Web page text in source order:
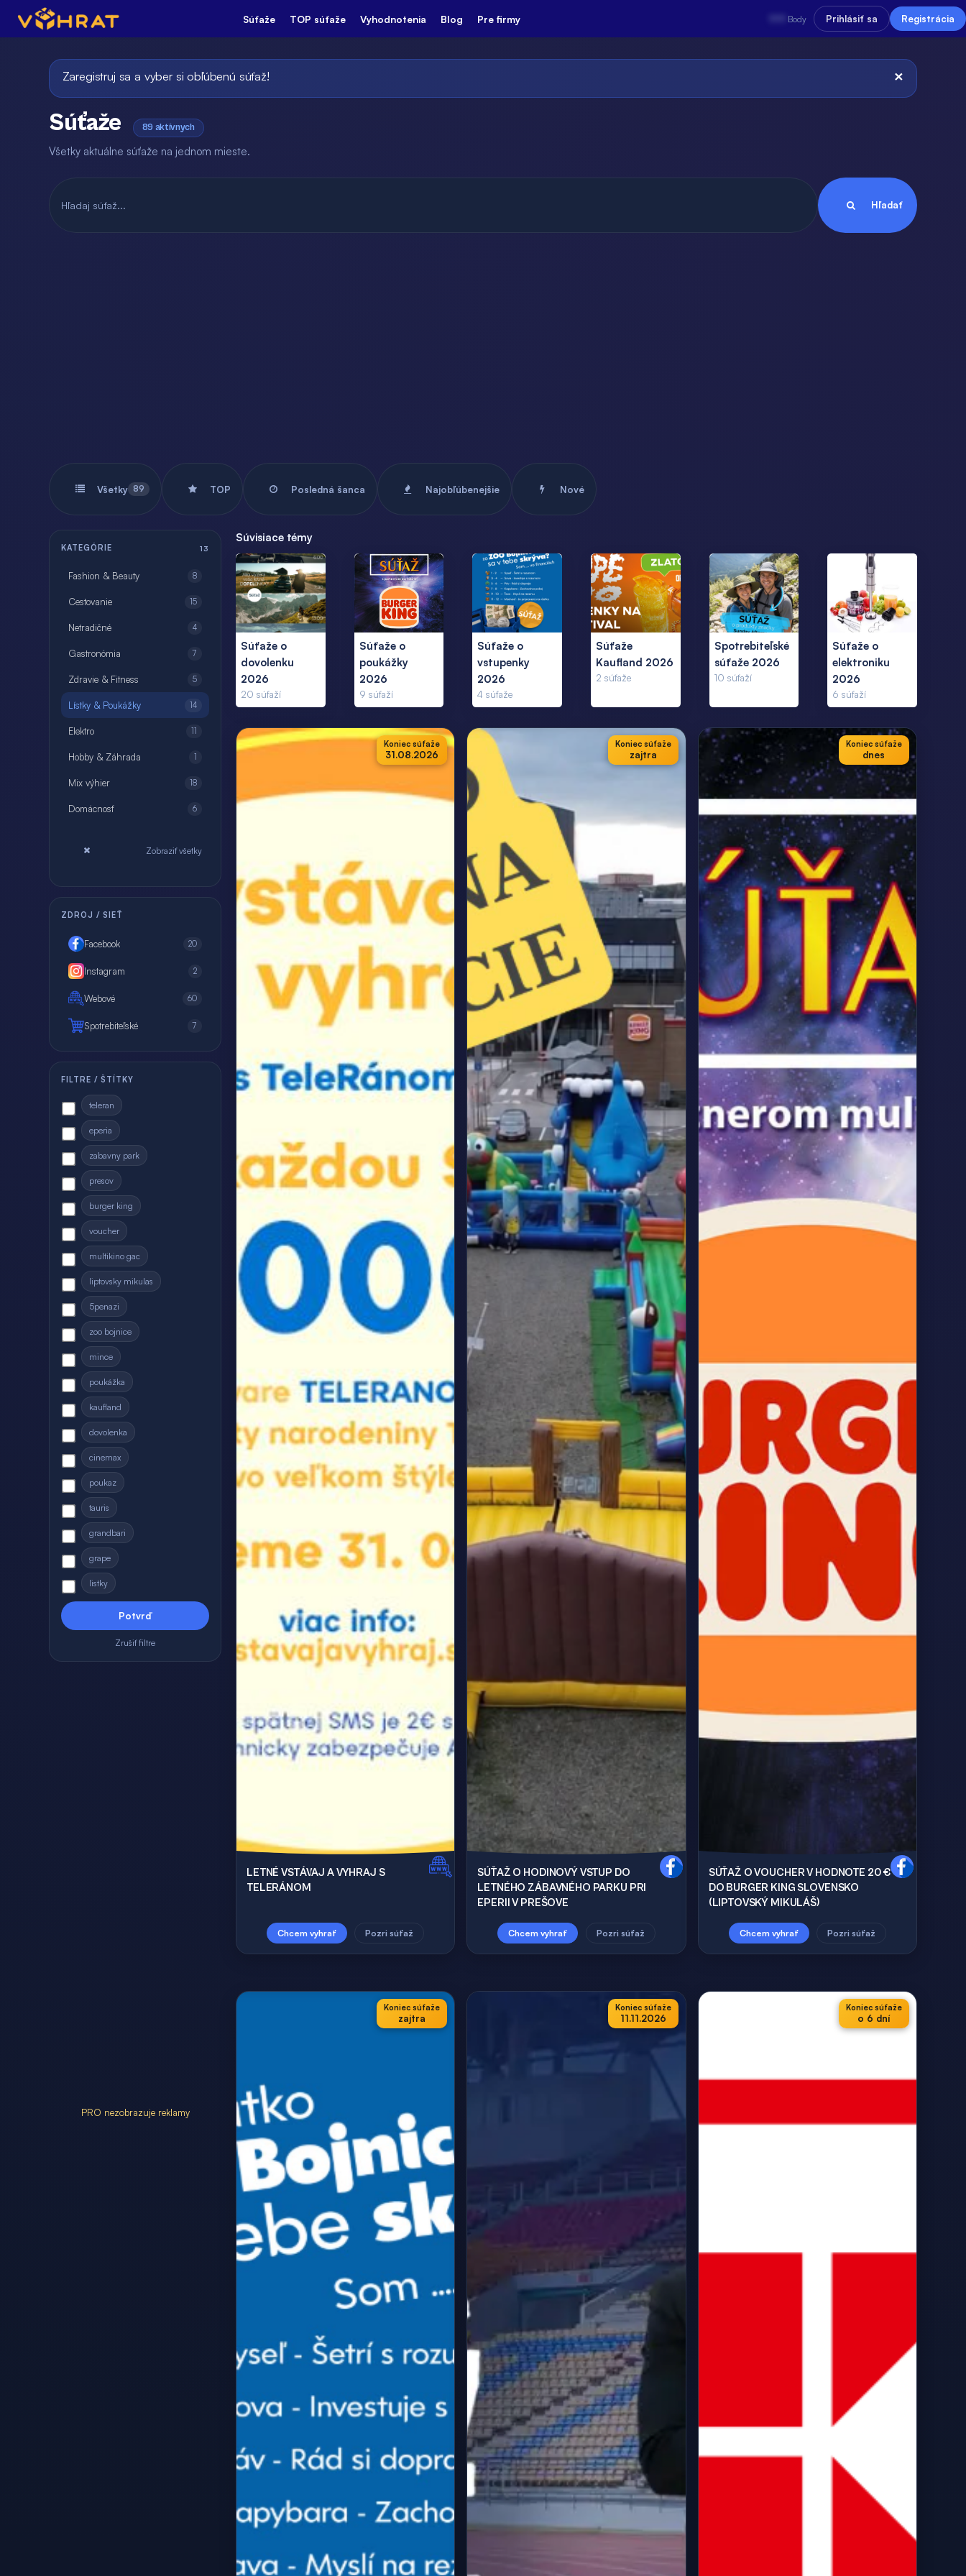
Súťaže TOP súťaže Vyhodnotenia Blog Pre firmy Body Prihlásiť sa Registrácia
×
Zaregistruj sa a vyber si obľúbenú súťaž!
Súťaže 89 aktívnych
Všetky aktuálne súťaže na jednom mieste.
Hľadať
Všetky 89 TOP Posledná šanca Najobľúbenejšie Nové
KATEGÓRIE 13
Fashion & Beauty 8
Cestovanie 15
Netradičné 4
Gastronómia 7
Zdravie & Fitness 5
Lístky & Poukážky 14
Elektro 11
Hobby & Záhrada 1
Mix výhier 18
Domácnosť 6
Zobraziť všetky
ZDROJ / SIEŤ
Facebook 20
Instagram 2
Webové 60
Spotrebiteľské 7
FILTRE / ŠTÍTKY
teleran
eperia
zabavny park
presov
burger king
voucher
multikino gac
liptovsky mikulas
5penazi
zoo bojnice
mince
poukážka
kaufland
dovolenka
cinemax
poukaz
tauris
grandbari
grape
listky
Potvrď
Zrušiť filtre
PRO nezobrazuje reklamy
Súvisiace témy
Súťaže o
dovolenku
2026
20 súťaží
Súťaže o
poukážky
2026
9 súťaží
Súťaže o
vstupenky
2026
4 súťaže
Súťaže
Kaufland 2026
2 súťaže
Spotrebiteľské
súťaže 2026
10 súťaží
Súťaže o
elektroniku
2026
6 súťaží
Koniec súťaže
31.08.2026
LETNÉ VSTÁVAJ A VYHRAJ S
TELERÁNOM
Chcem vyhrať Pozri súťaž
Koniec súťaže
zajtra
SÚŤAŽ O HODINOVÝ VSTUP DO
LETNÉHO ZÁBAVNÉHO PARKU PRI
EPERII V PREŠOVE
Chcem vyhrať Pozri súťaž
Koniec súťaže
dnes
SÚŤAŽ O VOUCHER V HODNOTE 20 €
DO BURGER KING SLOVENSKO
(LIPTOVSKÝ MIKULÁŠ)
Chcem vyhrať Pozri súťaž
Koniec súťaže
zajtra
Koniec súťaže
11.11.2026
Koniec súťaže
o 6 dní